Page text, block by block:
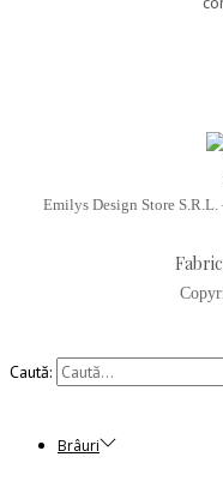
Emilys Design Store
Caută:
Brâuri